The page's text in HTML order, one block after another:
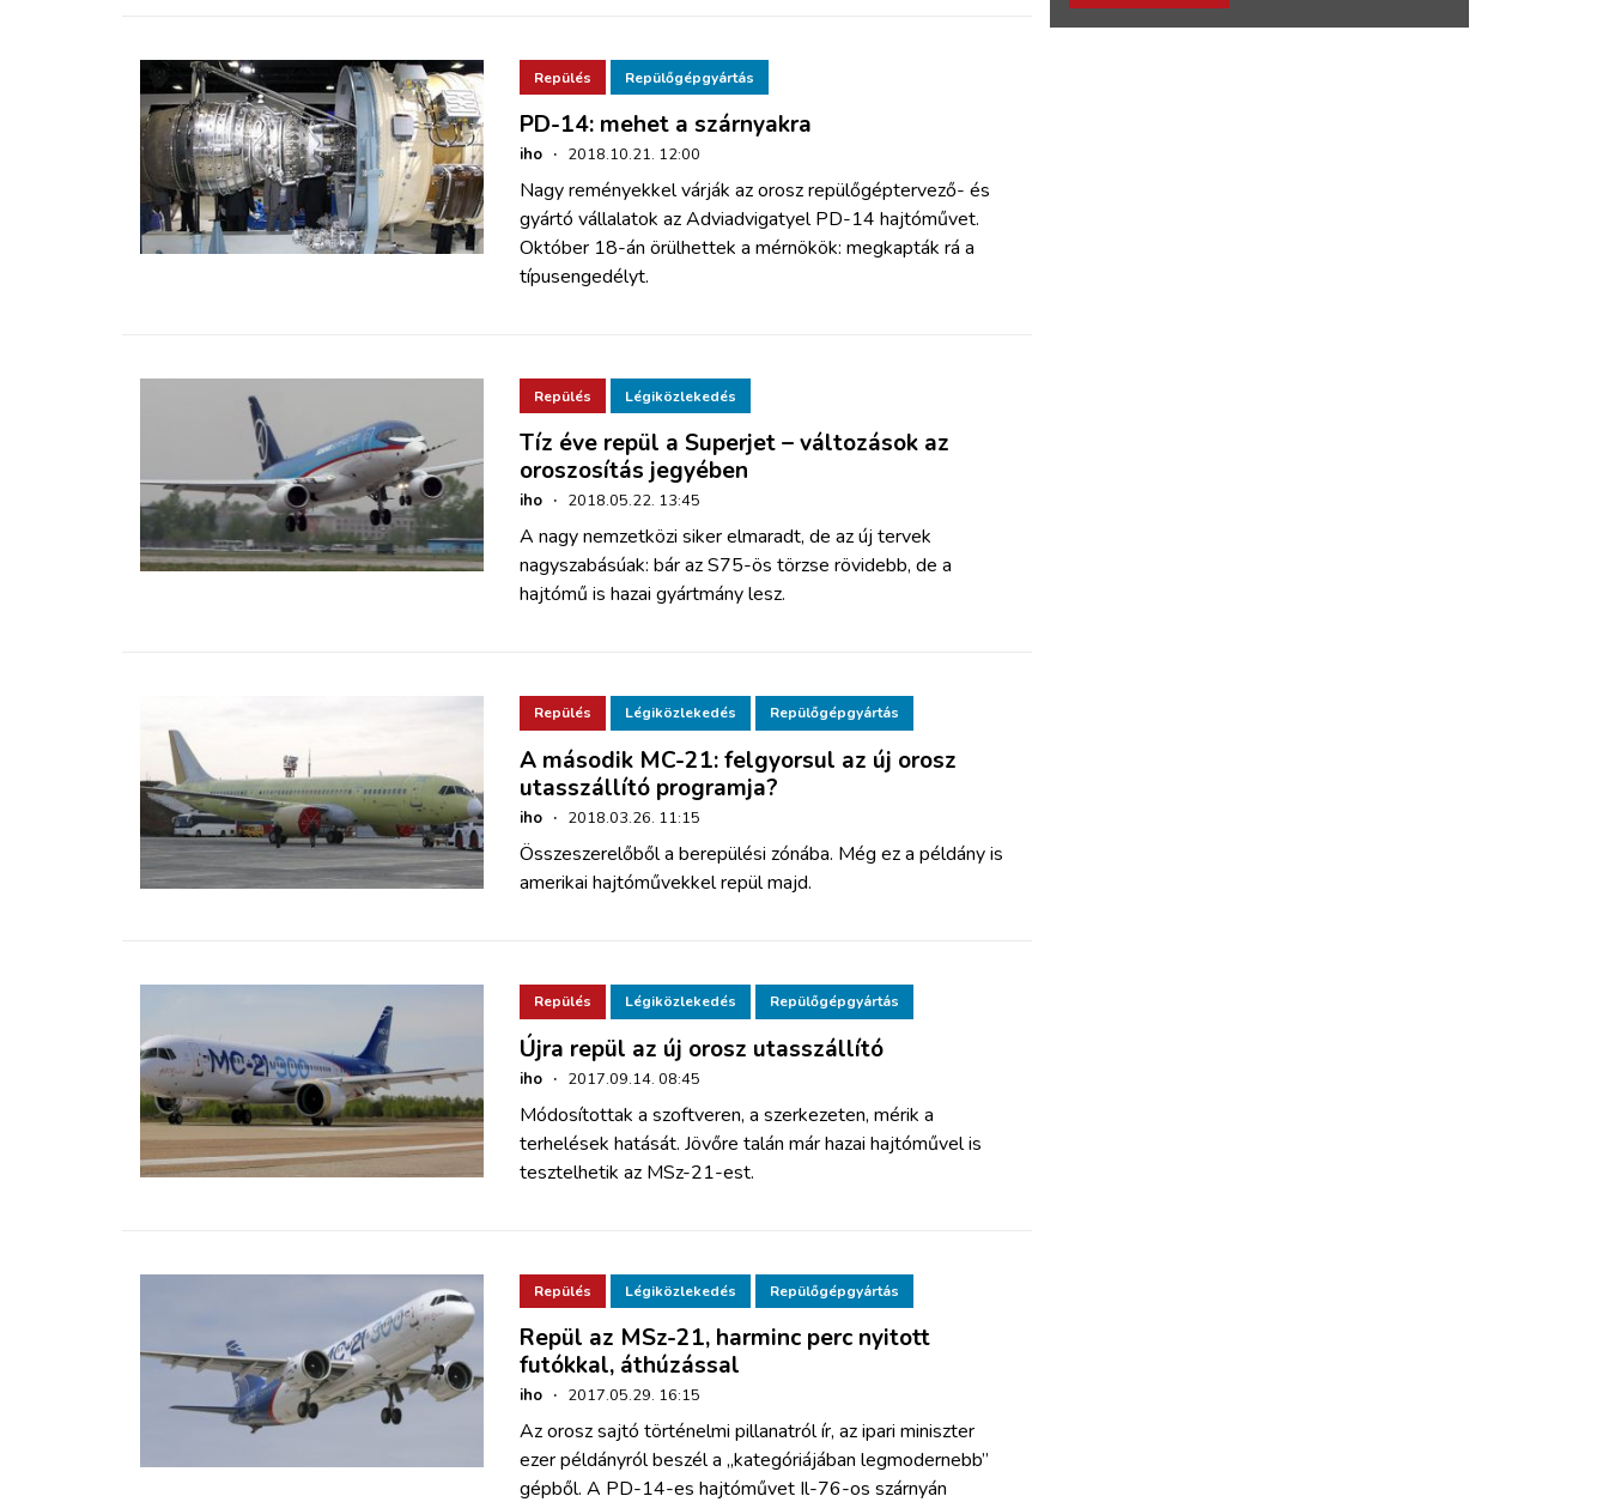
Repülés Repülőgépgyártás
PD-14: mehet a szárnyakra
iho · 2018.10.21. 12:00
Nagy reményekkel várják az orosz repülőgéptervező- és
gyártó vállalatok az Adviadvigatyel PD-14 hajtóművet.
Október 18-án örülhettek a mérnökök: megkapták rá a
típusengedélyt.
Repülés Légiközlekedés
Tíz éve repül a Superjet – változások az
oroszosítás jegyében
iho · 2018.05.22. 13:45
A nagy nemzetközi siker elmaradt, de az új tervek
nagyszabásúak: bár az S75-ös törzse rövidebb, de a
hajtómű is hazai gyártmány lesz.
Repülés Légiközlekedés Repülőgépgyártás
A második MC-21: felgyorsul az új orosz
utasszállító programja?
iho · 2018.03.26. 11:15
Összeszerelőből a berepülési zónába. Még ez a példány is
amerikai hajtóművekkel repül majd.
Repülés Légiközlekedés Repülőgépgyártás
Újra repül az új orosz utasszállító
iho · 2017.09.14. 08:45
Módosítottak a szoftveren, a szerkezeten, mérik a
terhelések hatását. Jövőre talán már hazai hajtóművel is
tesztelhetik az MSz-21-est.
Repülés Légiközlekedés Repülőgépgyártás
Repül az MSz-21, harminc perc nyitott
futókkal, áthúzással
iho · 2017.05.29. 16:15
Az orosz sajtó történelmi pillanatról ír, az ipari miniszter
ezer példányról beszél a „kategóriájában legmodernebb”
gépből. A PD-14-es hajtóművet Il-76-os szárnyán